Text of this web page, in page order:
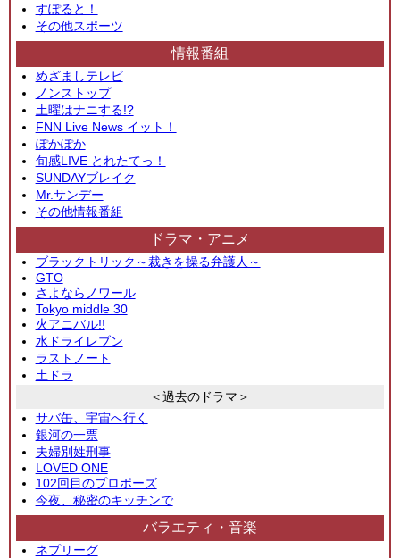
すぽると！
その他スポーツ
情報番組
めざましテレビ
ノンストップ
土曜はナニする!?
FNN Live News イット！
ぽかぽか
旬感LIVE とれたてっ！
SUNDAYブレイク
Mr.サンデー
その他情報番組
ドラマ・アニメ
ブラックトリック～裁きを操る弁護人～
GTO
さよならノワール
Tokyo middle 30
火アニバル!!
水ドライレブン
ラストノート
土ドラ
＜過去のドラマ＞
サバ缶、宇宙へ行く
銀河の一票
夫婦別姓刑事
LOVED ONE
102回目のプロポーズ
今夜、秘密のキッチンで
バラエティ・音楽
ネプリーグ